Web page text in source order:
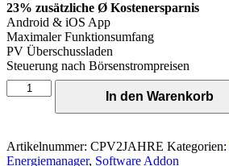
23% zusätzliche Ø Kostenersparnis
Android & iOS App
Maximaler Funktionsumfang
PV Überschussladen
Steuerung nach Börsenstrompreisen
clever-
PV
-
alle
In den Warenkorb
Artikelnummer: CPV2JAHRE Kategorien:
Energiemanager, Software Addon